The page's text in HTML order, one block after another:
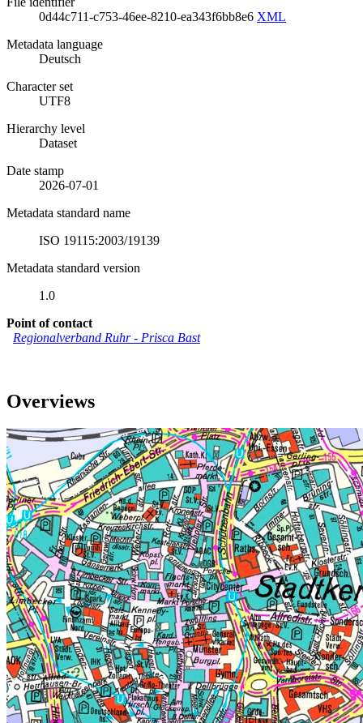
0d44c711-c753-46ee-8210-ea343f6bb8e6 XML
Metadata language
Deutsch
Character set
UTF8
Hierarchy level
Dataset
Date stamp
2026-07-01
Metadata standard name
ISO 19115:2003/19139
Metadata standard version
1.0
Point of contact
Regionalverband Ruhr- Prisca Bast
Overviews